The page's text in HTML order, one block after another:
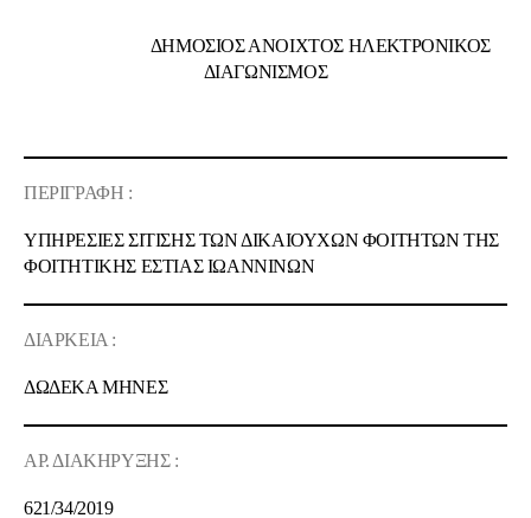
ΔΗΜΟΣΙΟΣ ΑΝΟΙΧΤΟΣ ΗΛΕΚΤΡΟΝΙΚΟΣ
ΔΙΑΓΩΝΙΣΜΟΣ
ΠΕΡΙΓΡΑΦΗ :
ΥΠΗΡΕΣΙΕΣ ΣΙΤΙΣΗΣ ΤΩΝ ΔΙΚΑΙΟΥΧΩΝ ΦΟΙΤΗΤΩΝ ΤΗΣ
ΦΟΙΤΗΤΙΚΗΣ ΕΣΤΙΑΣ ΙΩΑΝΝΙΝΩΝ
ΔΙΑΡΚΕΙΑ :
ΔΩΔΕΚΑ ΜΗΝΕΣ
ΑΡ. ΔΙΑΚΗΡΥΞΗΣ :
621/34/2019